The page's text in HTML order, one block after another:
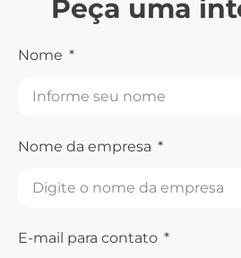
Peça uma
Nome
Nome da empresa
E-mail para contato